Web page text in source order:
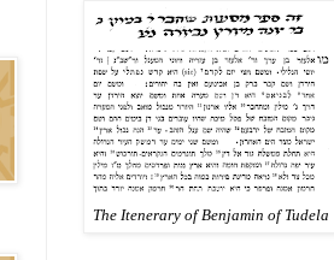
The Itenerary of Benjamin of Tudela